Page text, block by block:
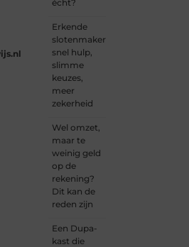
écht?
Erkende
slotenmakers:
snel hulp,
slimme
keuzes,
meer
zekerheid
Wel omzet,
maar te
weinig geld
op de
rekening?
Dit kan de
reden zijn
Een Dupa-
kast die